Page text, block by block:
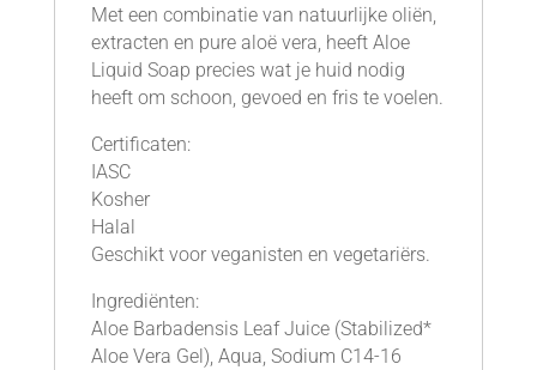
Met een combinatie van natuurlijke oliën,
extracten en pure aloë vera, heeft Aloe
Liquid Soap precies wat je huid nodig
heeft om schoon, gevoed en fris te voelen.
Certificaten:
IASC
Kosher
Halal
Geschikt voor veganisten en vegetariërs.
Ingrediënten:
Aloe Barbadensis Leaf Juice (Stabilized*
Aloe Vera Gel), Aqua, Sodium C14-16